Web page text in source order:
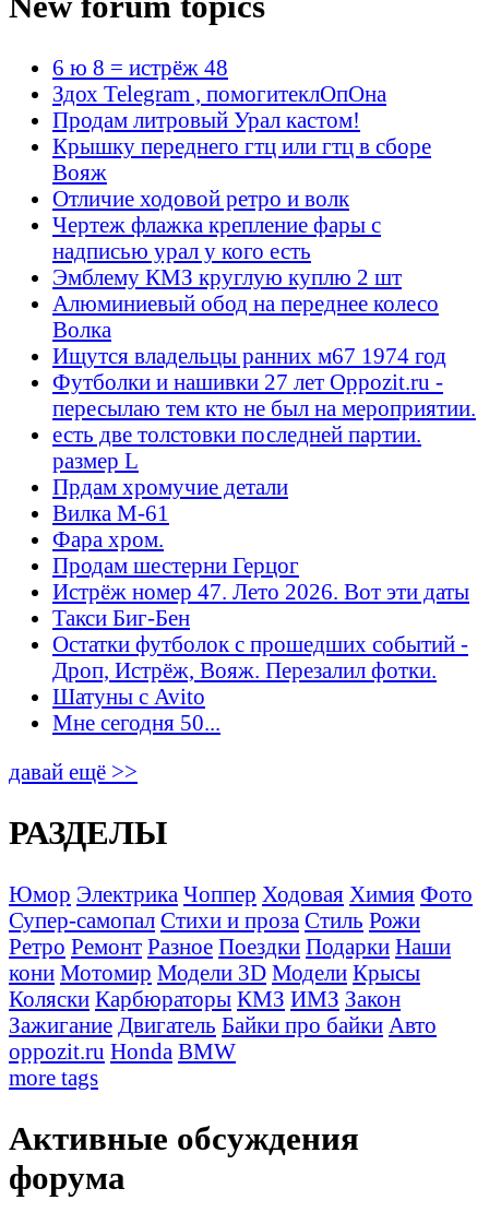
6 ю 8 = истрёж 48
Здох Telegram , помогитеклОпОна
Продам литровый Урал кастом!
Крышку переднего гтц или гтц в сборе
Вояж
Отличие ходовой ретро и волк
Чертеж флажка крепление фары с
надписью урал у кого есть
Эмблему КМЗ круглую куплю 2 шт
Алюминиевый обод на переднее колесо
Волка
Ищутся владельцы ранних м67 1974 год
Футболки и нашивки 27 лет Oppozit.ru -
пересылаю тем кто не был на мероприятии.
есть две толстовки последней партии.
размер L
Прдам хромучие детали
Вилка М-61
Фара хром.
Продам шестерни Герцог
Истрёж номер 47. Лето 2026. Вот эти даты
Такси Биг-Бен
Остатки футболок с прошедших событий -
Дроп, Истрёж, Вояж. Перезалил фотки.
Шатуны с Avito
Мне сегодня 50...
давай ещё >>
РАЗДЕЛЫ
Юмор Электрика Чоппер Ходовая Химия Фото
Супер-самопал Стихи и проза Стиль Рожи
Ретро Ремонт Разное Поездки Подарки Наши
кони Мотомир Модели 3D Модели Крысы
Коляски Карбюраторы КМЗ ИМЗ Закон
Зажигание Двигатель Байки про байки Авто
oppozit.ru Honda BMW
more tags
Активные обсуждения
форума